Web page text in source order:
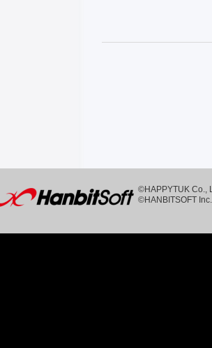
©HAPPYTUK Co.,
©HANBITSOFT